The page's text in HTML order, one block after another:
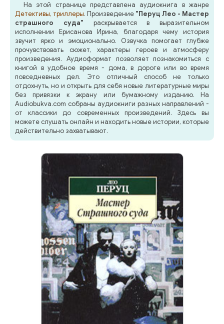
На этой странице представлена аудиокнига в жанре
Детективы, триллеры. Произведение "Перуц Лео - Мастер
страшного суда" раскрывается в выразительном
исполнении Ерисанова Ирина, благодаря чему история
звучит ярко и эмоционально. Озвучка помогает глубже
прочувствовать сюжет, характеры героев и атмосферу
произведения. Аудиоформат позволяет познакомиться с
книгой в удобное время - дома, в дороге или во время
повседневных дел. Это отличный способ не только
отдохнуть, но и открыть для себя новые литературные миры
без привязки к экрану или бумажному изданию. На
Audiobukva.com собраны аудиокниги разных направлений -
от классики до современных произведений. Здесь вы
можете слушать онлайн и находить новые истории, которые
действительно захватывают.